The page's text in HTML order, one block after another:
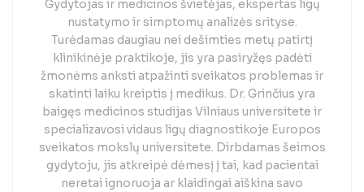
Gydytojas ir medicinos švietėjas, ekspertas ligų
nustatymo ir simptomų analizės srityse.
Turėdamas daugiau nei dešimties metų patirtį
klinikinėje praktikoje, jis yra pasiryžęs padėti
žmonėms anksti atpažinti sveikatos problemas ir
skatinti laiku kreiptis į medikus. Dr. Grinčius yra
baigęs medicinos studijas Vilniaus universitete ir
specializavosi vidaus ligų diagnostikoje Europos
sveikatos mokslų universitete. Dirbdamas šeimos
gydytoju, jis atkreipė dėmesį į tai, kad pacientai
neretai ignoruoja ar klaidingai aiškina savo